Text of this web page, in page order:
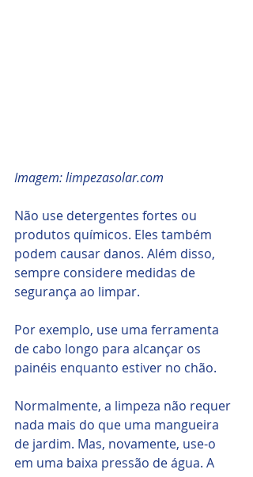
Imagem: limpezasolar.com
Não use detergentes fortes ou
produtos químicos. Eles também
podem causar danos. Além disso,
sempre considere medidas de
segurança ao limpar.
Por exemplo, use uma ferramenta
de cabo longo para alcançar os
painéis enquanto estiver no chão.
Normalmente, a limpeza não requer
nada mais do que uma mangueira
de jardim. Mas, novamente, use-o
em uma baixa pressão de água. A